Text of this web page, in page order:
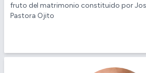
fruto del matrimonio constituido por
Pastora Ojito